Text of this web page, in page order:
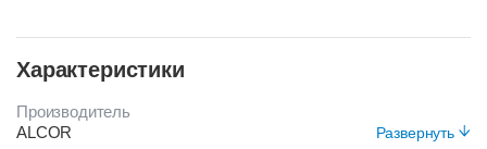
Характеристики
Развернуть
Производитель
ALCOR